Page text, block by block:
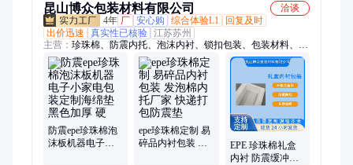
昆山博众包装材料有限公司
洽谈
4年 厂 安心购 综合体验L1
回复及时
出价迅速
真实性已核验 江苏苏州
主营： 珍珠棉、防震内托、泡沫内衬、锁扣包装、包装材料、防
震物流包装、快递防护包装、防滑抗压内垫、防摔泡棉包装、防
震内衬包装盒、缓冲开槽、缓冲泡棉、内托内胆、塑料泡沫板、
防震泡沫板、异形泡沫板、防震缓冲材料
防震epe珍珠棉泡
沫板机器电子小
epe珍珠棉定制 易
碎品内衬包装 发
EPE 珍珠棉礼盒
内衬 防震缓冲泡